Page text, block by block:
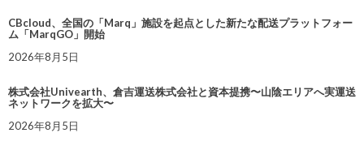
CBcloud、全国の「Marq」施設を起点とした新たな配送プラットフォー
ム「MarqGO」開始
2026年8月5日
株式会社Univearth、倉吉運送株式会社と資本提携〜山陰エリアへ実運送
ネットワークを拡大〜
2026年8月5日